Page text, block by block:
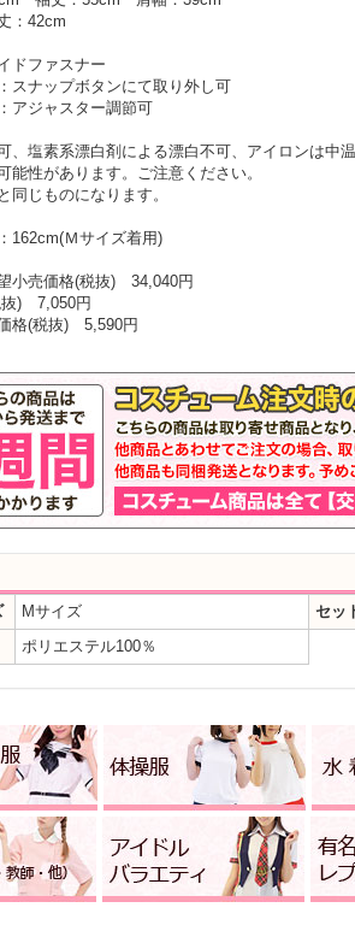
：42cm
ドファスナー
スナップボタンにて取り外し可
アジャスター調節可
、塩素系漂白剤による漂白不可、アイロンは中
能性があります。ご注意ください。
同じものになります。
162cm(Ｍサイズ着用)
小売価格(税抜) 34,040円
抜) 7,050円
格(税抜) 5,590円
Mサイズ セッ
ポリエステル100％